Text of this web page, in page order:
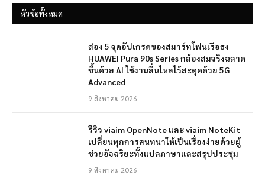
หัวข้อทั้งหมด
ส่อง 5 จุดอัปเกรดของสมาร์ทโฟนเรือธง
HUAWEI Pura 90s Series กล้องสมจริงฉลาด
ขึ้นด้วย AI ใช้งานลื่นไหลไร้สะดุดด้วย 5G
Advanced
9 สิงหาคม 2026
รีวิว viaim OpenNote และ viaim NoteKit
เปลี่ยนทุกการสนทนาให้เป็นเรื่องง่ายด้วยผู้
ช่วยอัจฉริยะทั้งแปลภาษาและสรุปประชุม
9 สิงหาคม 2026